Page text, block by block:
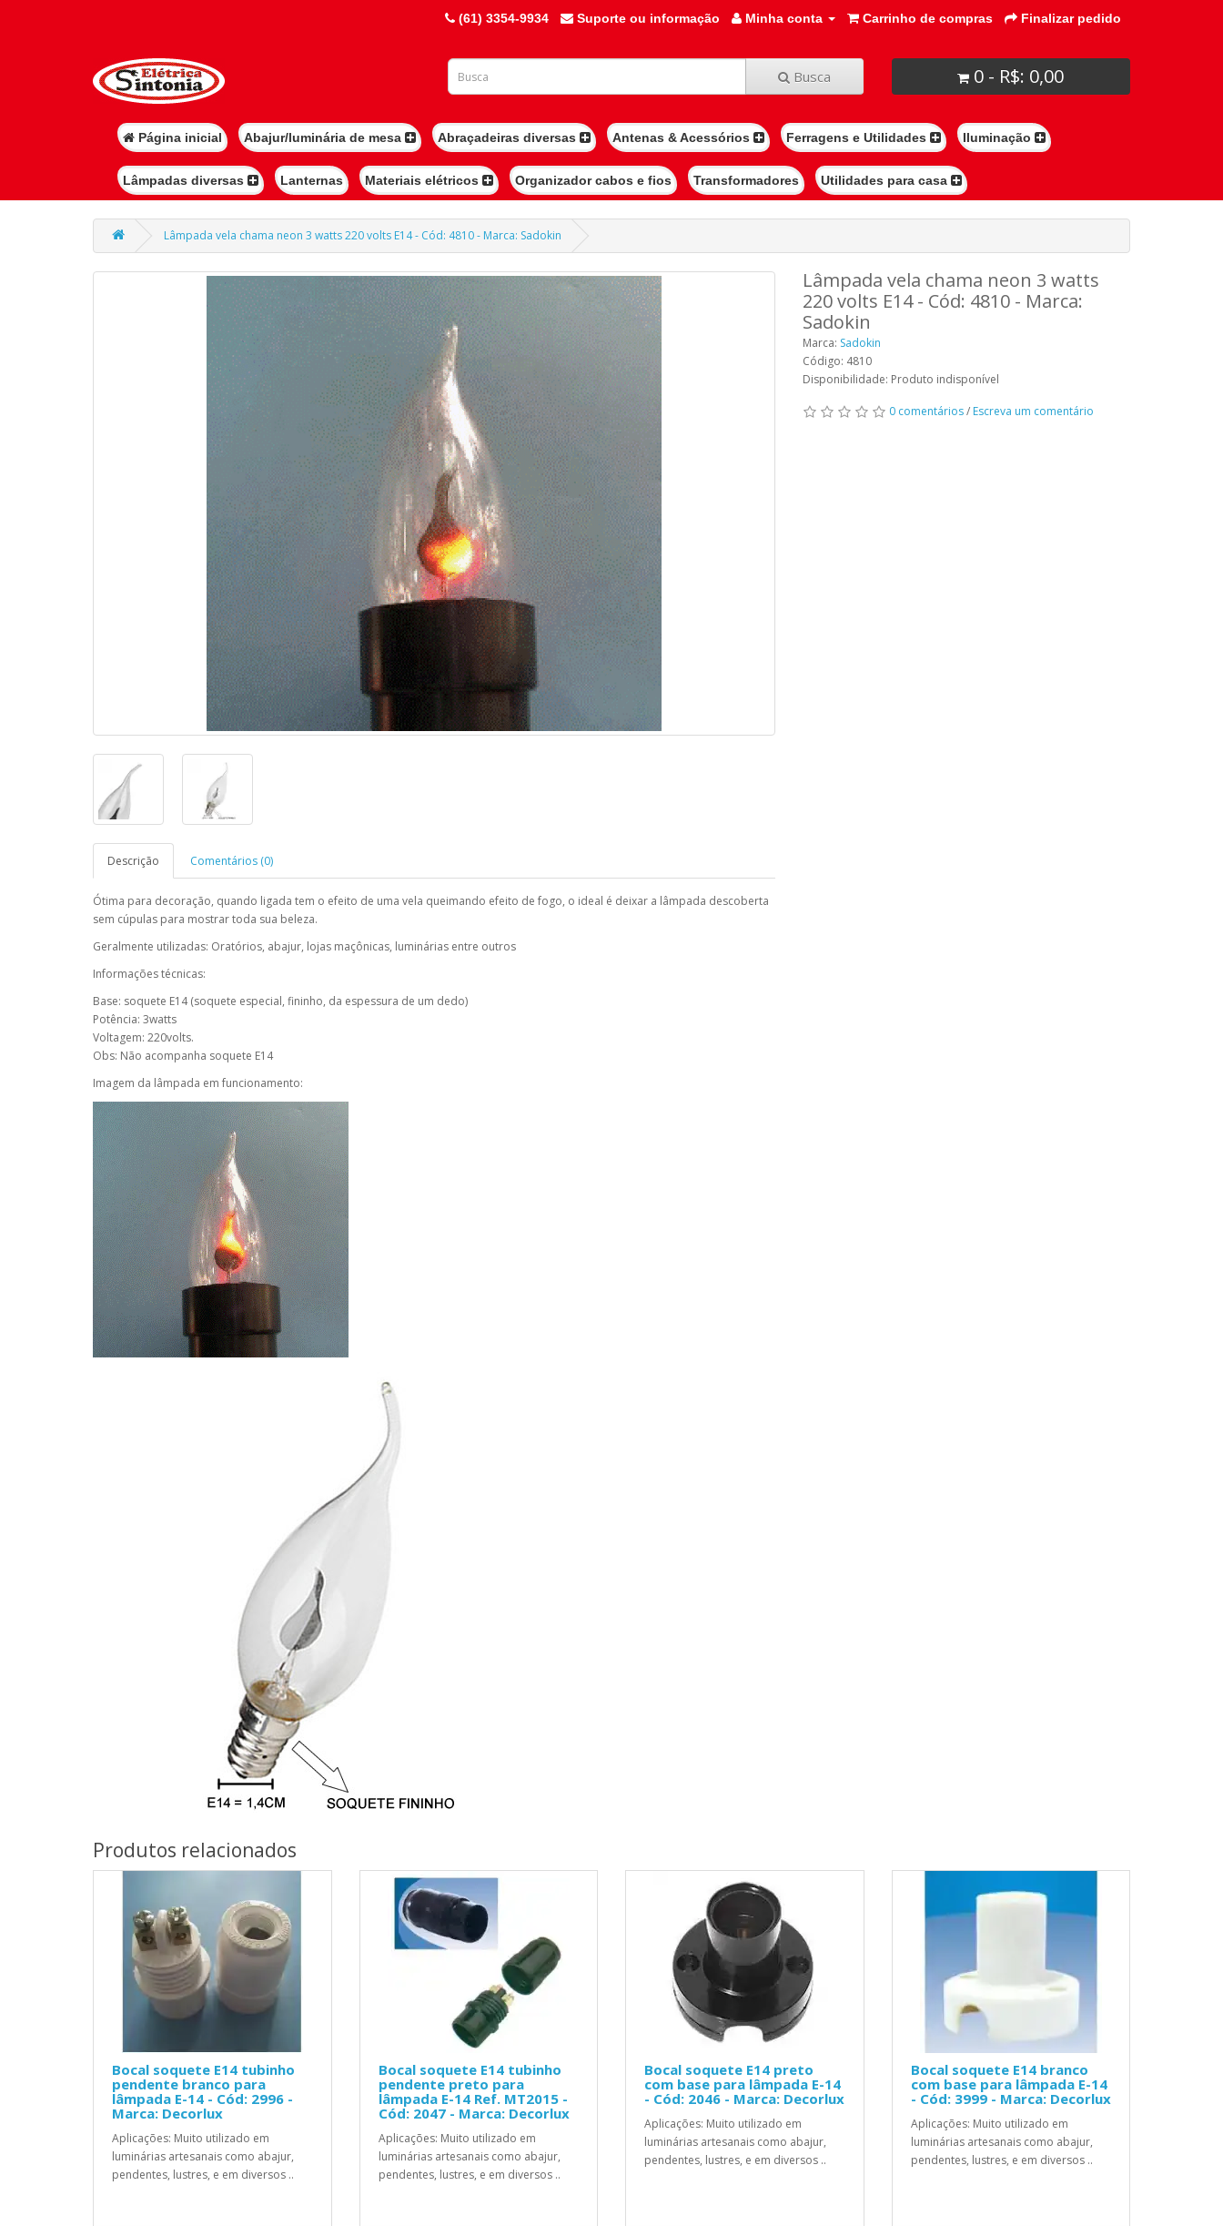
(61) 3354-9934 Suporte ou informação Minha conta Carrinho de compras Finalizar pedido
Busca 0 - R$: 0,00
Página inicial Abajur/luminária de mesa Abraçadeiras diversas Antenas & Acessórios Ferragens e Utilidades Iluminação
Lâmpadas diversas Lanternas Materiais elétricos Organizador cabos e fios Transformadores Utilidades para casa
Lâmpada vela chama neon 3 watts 220 volts E14 - Cód: 4810 - Marca: Sadokin
Descrição Comentários (0)
Ótima para decoração, quando ligada tem o efeito de uma vela queimando efeito de fogo, o ideal é deixar a lâmpada descoberta
sem cúpulas para mostrar toda sua beleza.
Geralmente utilizadas: Oratórios, abajur, lojas maçônicas, luminárias entre outros
Informações técnicas:
Base: soquete E14 (soquete especial, fininho, da espessura de um dedo)
Potência: 3watts
Voltagem: 220volts.
Obs: Não acompanha soquete E14
Imagem da lâmpada em funcionamento:
Lâmpada vela chama neon 3 watts
220 volts E14 - Cód: 4810 - Marca:
Sadokin
Marca: Sadokin
Código: 4810
Disponibilidade: Produto indisponível
0 comentários/ Escreva um comentário
Produtos relacionados
Bocal soquete E14 tubinho
pendente branco para
lâmpada E-14 - Cód: 2996 -
Marca: Decorlux
Aplicações: Muito utilizado em
luminárias artesanais como abajur,
pendentes, lustres, e em diversos ..
Bocal soquete E14 tubinho
pendente preto para
lâmpada E-14 Ref. MT2015 -
Cód: 2047 - Marca: Decorlux
Aplicações: Muito utilizado em
luminárias artesanais como abajur,
pendentes, lustres, e em diversos ..
Bocal soquete E14 preto
com base para lâmpada E-14
- Cód: 2046 - Marca: Decorlux
Aplicações: Muito utilizado em
luminárias artesanais como abajur,
pendentes, lustres, e em diversos ..
Bocal soquete E14 branco
com base para lâmpada E-14
- Cód: 3999 - Marca: Decorlux
Aplicações: Muito utilizado em
luminárias artesanais como abajur,
pendentes, lustres, e em diversos ..